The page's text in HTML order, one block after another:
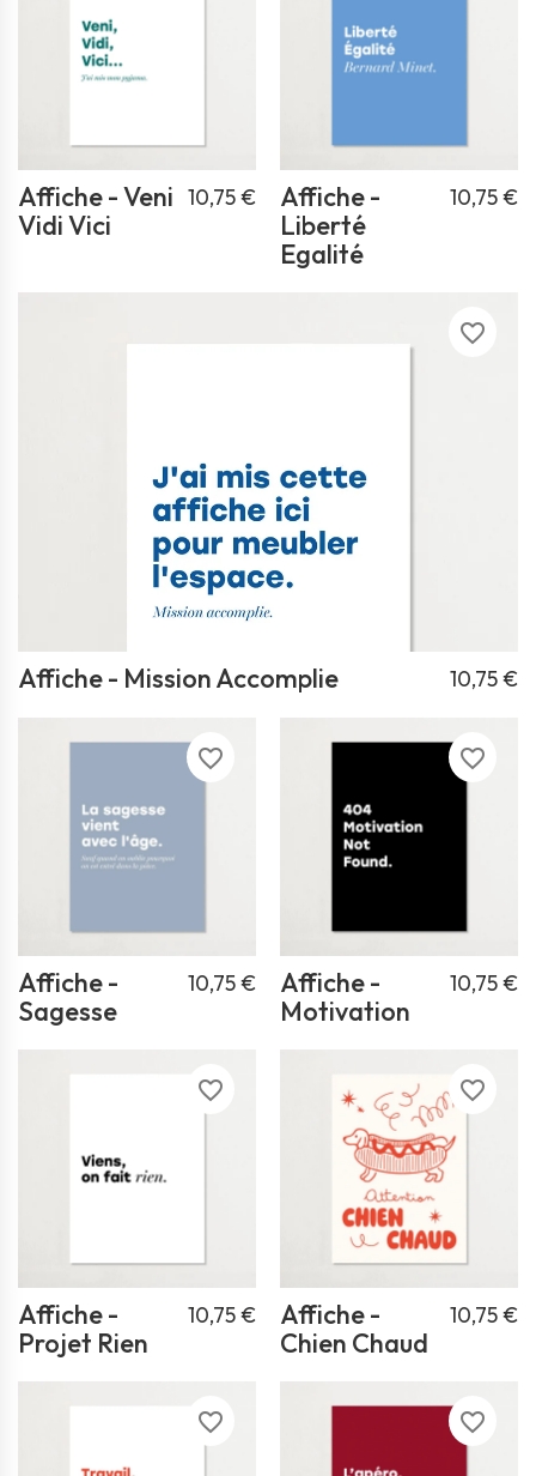
Affiche - Veni
Vidi Vici
10,75 €
Affiche -
Liberté
Egalité
10,75 €
favorite_border
Affiche - Mission Accomplie 10,75 €
favorite_border
Affiche -
Sagesse
10,75 €
favorite_border
Affiche -
Motivation
10,75 €
favorite_border
Affiche -
Projet Rien
10,75 €
favorite_border
Affiche -
Chien Chaud
10,75 €
favorite_border favorite_border